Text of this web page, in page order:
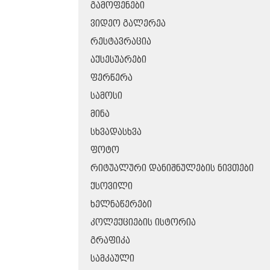
ᲒᲐᲛᲝᲤᲔᲜᲔᲑᲘ
ᲕᲘᲓᲔᲝ ᲒᲐᲚᲔᲠᲔᲐ
ᲠᲔᲡᲢᲐᲕᲠᲐᲪᲘᲐ
ᲐᲥᲡᲔᲡᲣᲐᲠᲔᲑᲘ
ᲤᲔᲠᲬᲔᲠᲐ
ᲡᲐᲛᲝᲡᲘ
ᲛᲘᲜᲐ
ᲡᲮᲕᲐᲓᲐᲡᲮᲕᲐ
ᲤᲝᲢᲝ
ᲠᲘᲢᲣᲐᲚᲣᲠᲘ ᲓᲐᲜᲘᲨᲜᲣᲚᲔᲑᲘᲡ ᲜᲘᲕᲗᲔᲑᲘ
ᲥᲡᲝᲕᲘᲚᲘ
ᲮᲔᲚᲜᲐᲬᲔᲠᲔᲑᲘ
ᲙᲝᲚᲔᲥᲪᲘᲔᲑᲘᲡ ᲘᲡᲢᲝᲠᲘᲐ
ᲒᲠᲐᲤᲘᲙᲐ
ᲡᲐᲛᲙᲐᲣᲚᲘ